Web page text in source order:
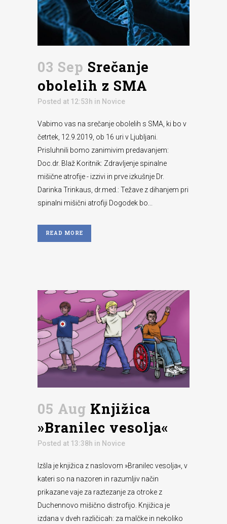
03 Sep Srečanje
obolelih z SMA
Posted at 12:53h in Novice
Vabimo vas na srečanje obolelih s SMA, ki bo v
četrtek, 12.9.2019, ob 16 uri v Ljubljani.
Prisluhnili bomo zanimivim predavanjem:
Doc.dr. Blaž Koritnik: Zdravljenje spinalne
mišične atrofije - izzivi in prve izkušnje Dr.
Darinka Trinkaus, dr.med.: Težave z dihanjem pri
spinalni mišični atrofiji Dogodek bo...
READ MORE
05 Aug Knjižica
»Branilec vesolja«
Posted at 13:38h in Novice
Izšla je knjižica z naslovom »Branilec vesolja«, v
kateri so na nazoren in razumljiv način
prikazane vaje za raztezanje za otroke z
Duchennovo mišično distrofijo. Knjižica je
izdana v dveh različicah: za malčke in nekoliko